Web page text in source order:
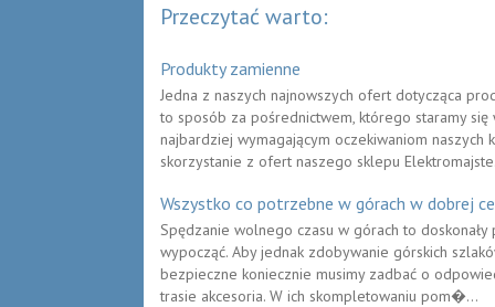
Przeczytać warto:
Produkty zamienne
Jedna z naszych najnowszych ofert dotycząca
to sposób za pośrednictwem, którego staramy
najbardziej wymagającym oczekiwaniom naszych
skorzystanie z ofert naszego sklepu
Wszystko co potrzebne w górach w dobrej
Spędzanie wolnego czasu w górach to
wypocząć. Aby jednak zdobywanie górskich
bezpieczne koniecznie musimy zadbać o
trasie akcesoria. W ich skompletowaniu pom�...